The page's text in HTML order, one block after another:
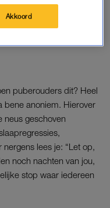
het 'probleemkind'?'
LEES OOK
puberouders dit? Heel
bene anoniem. Hierover
neus geschoven
nergens lees je: “Let op,
noch nachten van jou,
stop waar iedereen
Akkoord